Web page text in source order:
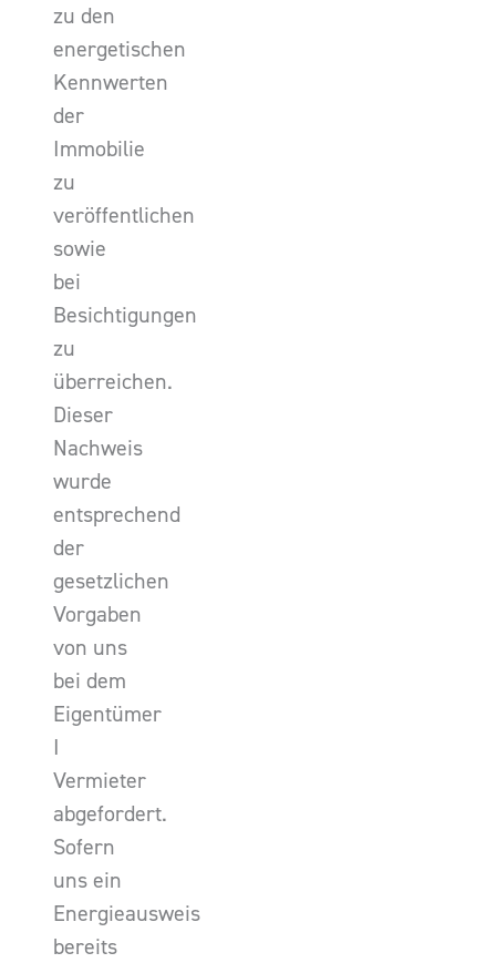
zu den
energetischen
Kennwerten
der
Immobilie
zu
veröffentlichen
sowie
bei
Besichtigungen
zu
überreichen.
Dieser
Nachweis
wurde
entsprechend
der
gesetzlichen
Vorgaben
von uns
bei dem
Eigentümer
I
Vermieter
abgefordert.
Sofern
uns ein
Energieausweis
bereits